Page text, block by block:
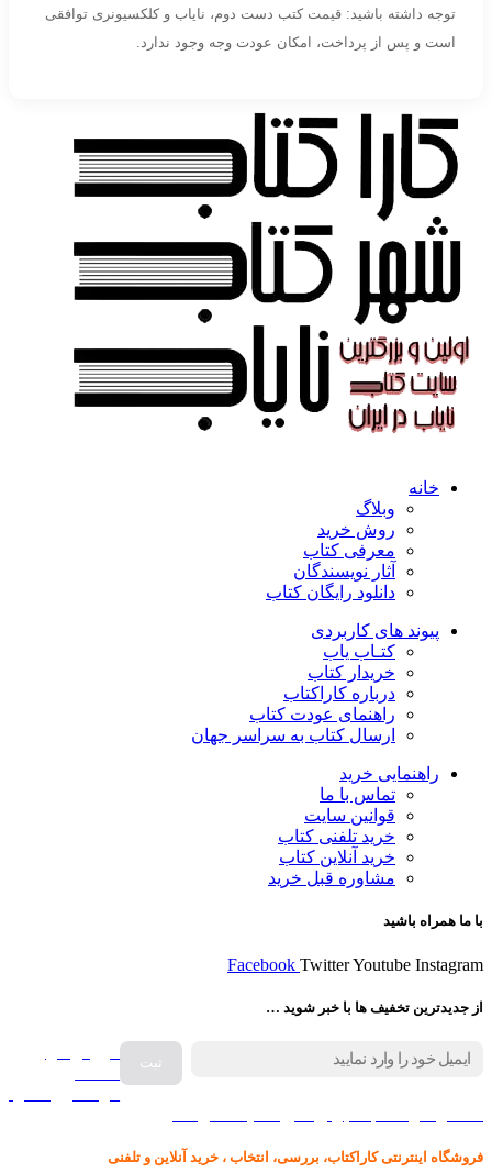
توجه داشته باشید: قیمت کتب دست دوم، نایاب و کلکسیونری توافقی
است و پس از پرداخت، امکان عودت وجه وجود ندارد.
خانه
وبلاگ
روش خرید
معرفی کتاب
آثار نویسندگان
دانلود رایگان کتاب
پیوند های کاربردی
کتـاب یاب
خریدار کتاب
درباره کاراکتاب
راهنمای عودت کتاب
ارسال کتاب به سراسر جهان
راهنمایی خرید
تماس با ما
قوانین سایت
خرید تلفنی کتاب
خرید آنلاین کتاب
مشاوره قبل خرید
با ما همراه باشید
Facebook TwitterYoutube Instagram
از جدیدترین تخفیف ها با خبر شوید …
فروش انواع
فروشگاه اینترنتی کاراکتاب، بررسی، انتخاب ، خرید آنلاین و تلفنی